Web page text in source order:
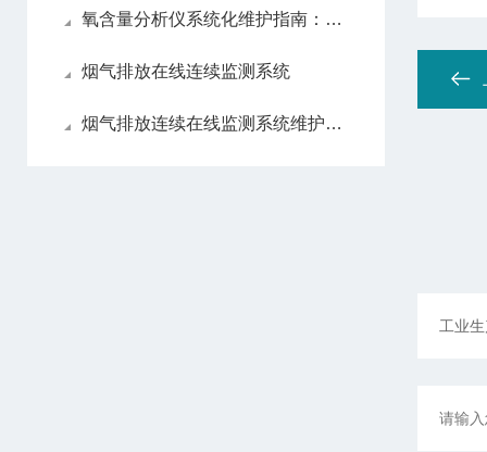
氧含量分析仪系统化维护指南：日常保养解析
烟气排放在线连续监测系统
烟气排放连续在线监测系统维护方法